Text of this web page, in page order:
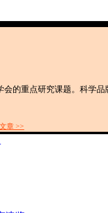
的重点研究课题。科学
章 >>